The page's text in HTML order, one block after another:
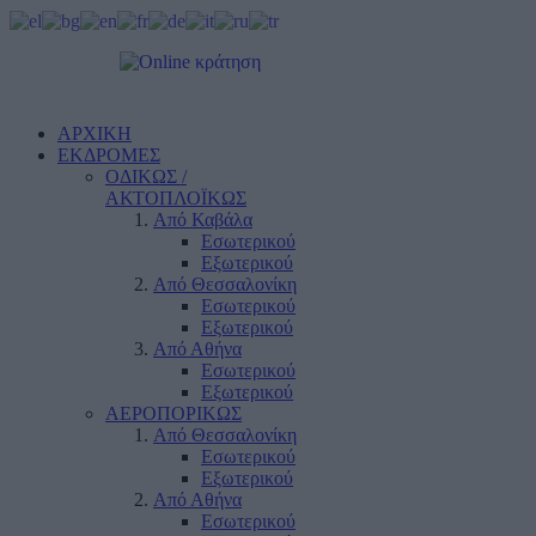
ΑΡΧΙΚΗ
ΕΚΔΡΟΜΕΣ
ΟΔΙΚΩΣ /
ΑΚΤΟΠΛΟΪΚΩΣ
Από Καβάλα
Εσωτερικού
Εξωτερικού
Από Θεσσαλονίκη
Εσωτερικού
Εξωτερικού
Από Αθήνα
Εσωτερικού
Εξωτερικού
ΑΕΡΟΠΟΡΙΚΩΣ
Από Θεσσαλονίκη
Εσωτερικού
Εξωτερικού
Από Αθήνα
Εσωτερικού